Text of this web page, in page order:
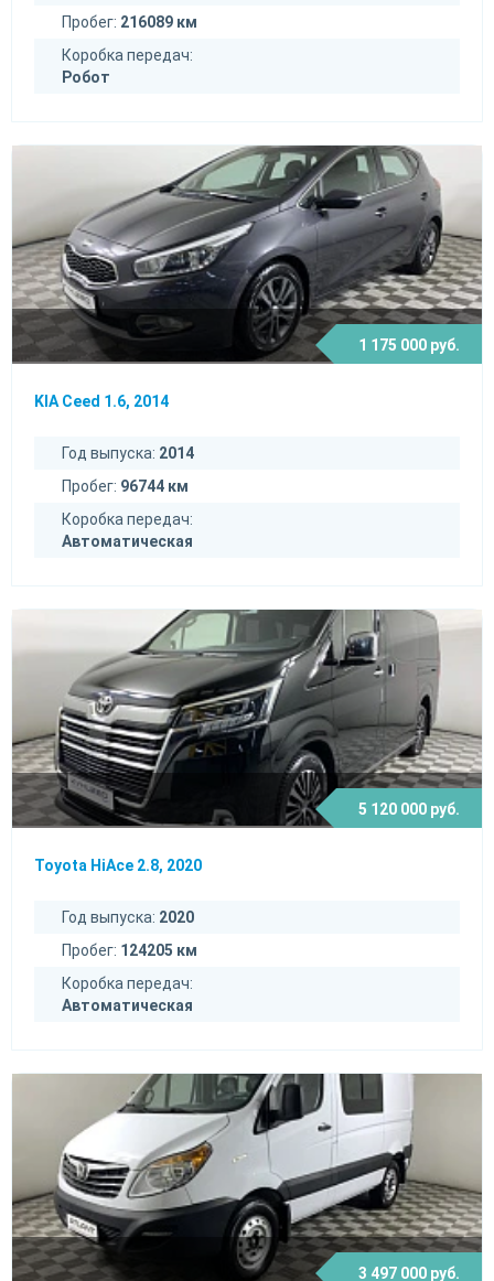
Пробег: 216089 км
Коробка передач:
Робот
1 175 000 руб.
KIA Ceed 1.6, 2014
Год выпуска: 2014
Пробег: 96744 км
Коробка передач:
Автоматическая
5 120 000 руб.
Toyota HiAce 2.8, 2020
Год выпуска: 2020
Пробег: 124205 км
Коробка передач:
Автоматическая
3 497 000 руб.